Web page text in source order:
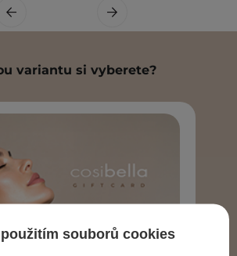
variantu si vyberete?
souborů cookies